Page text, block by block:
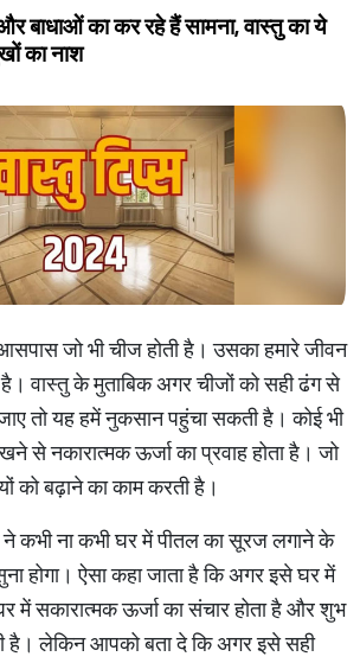
बाधाओं का कर रहे हैं सामना, वास्तु का ये
का नाश
जो भी चीज होती है। उसका हमारे जीवन
है। वास्तु के मुताबिक अगर चीजों को सही ढंग से
तो यह हमें नुकसान पहुंचा सकती है। कोई भी
से नकारात्मक ऊर्जा का प्रवाह होता है। जो
को बढ़ाने का काम करती है।
कभी ना कभी घर में पीतल का सूरज लगाने के
होगा। ऐसा कहा जाता है कि अगर इसे घर में
में सकारात्मक ऊर्जा का संचार होता है और शुभ
है। लेकिन आपको बता दे कि अगर इसे सही